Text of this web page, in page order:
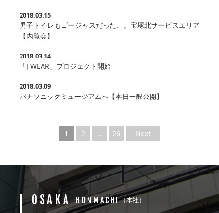
2018.03.15
男子トイレもゴージャスだった、。宝塚北サービスエリア
【内覧会】
2018.03.14
「J WEAR」プロジェクト開始
2018.03.09
パナソニックミュージアムへ【本日一般公開】
1 2 … 26 Next
OSAKA HONMACHI（本社）